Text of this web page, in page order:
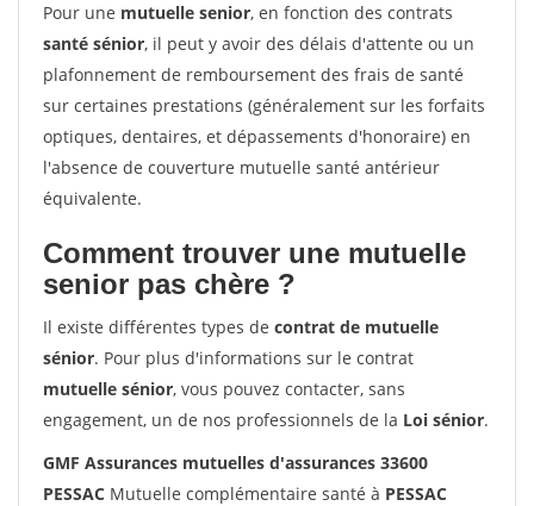
Pour une mutuelle senior, en fonction des contrats
santé sénior, il peut y avoir des délais d'attente ou un
plafonnement de remboursement des frais de santé
sur certaines prestations (généralement sur les forfaits
optiques, dentaires, et dépassements d'honoraire) en
l'absence de couverture mutuelle santé antérieur
équivalente.
Comment trouver une mutuelle
senior pas chère ?
Il existe différentes types de contrat de mutuelle
sénior. Pour plus d'informations sur le contrat
mutuelle sénior, vous pouvez contacter, sans
engagement, un de nos professionnels de la Loi sénior.
GMF Assurances mutuelles d'assurances 33600
PESSAC Mutuelle complémentaire santé à PESSAC